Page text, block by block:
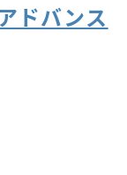
ドバンス